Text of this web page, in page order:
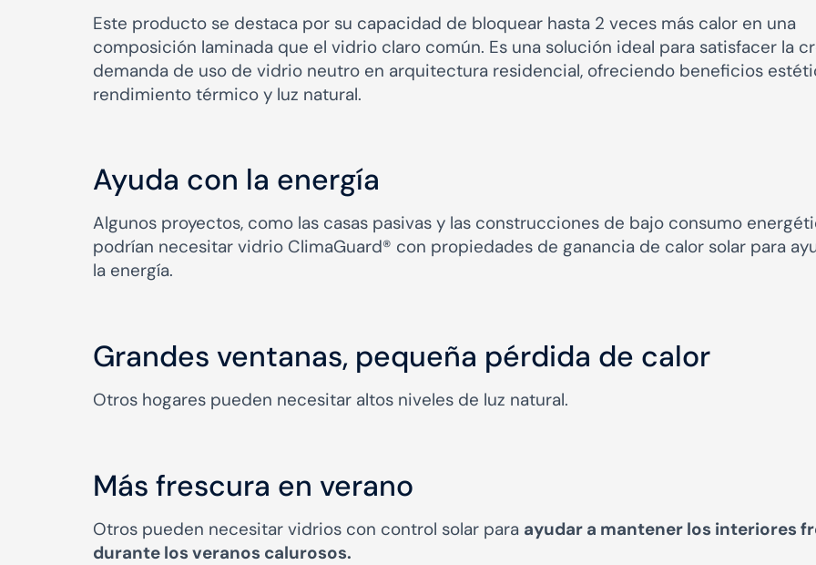
Este producto se destaca por su capacidad de bloquear hasta 2 veces más calor en una
composición laminada que el vidrio claro común. Es una solución ideal para satisfacer la
demanda de uso de vidrio neutro en arquitectura residencial, ofreciendo beneficios
rendimiento térmico y luz natural.
Ayuda con la energía
Algunos proyectos, como las casas pasivas y las construcciones de bajo consumo
podrían necesitar vidrio ClimaGuard® con propiedades de ganancia de calor solar para
la energía.
Grandes ventanas, pequeña pérdida de calor
Otros hogares pueden necesitar altos niveles de luz natural.
Más frescura en verano
Otros pueden necesitar vidrios con control solar para ayudar a mantener los interiores
durante los veranos calurosos.